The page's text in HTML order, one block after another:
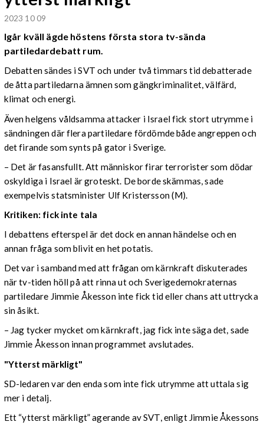
2023 10 09
Igår kväll ägde höstens första stora tv-sända
partiledardebatt rum.
Debatten sändes i SVT och under två timmars tid debatterade
de åtta partiledarna ämnen som gängkriminalitet, välfärd,
klimat och energi.
Även helgens våldsamma attacker i Israel fick stort utrymme i
sändningen där flera partiledare fördömde både angreppen och
det firande som synts på gator i Sverige.
– Det är fasansfullt. Att människor firar terrorister som dödar
oskyldiga i Israel är groteskt. De borde skämmas, sade
exempelvis statsminister Ulf Kristersson (M).
Kritiken: fick inte tala
I debattens efterspel är det dock en annan händelse och en
annan fråga som blivit en het potatis.
Det var i samband med att frågan om kärnkraft diskuterades
när tv-tiden höll på att rinna ut och Sverigedemokraternas
partiledare Jimmie Åkesson inte fick tid eller chans att uttrycka
sin åsikt.
– Jag tycker mycket om kärnkraft, jag fick inte säga det, sade
Jimmie Åkesson innan programmet avslutades.
"Ytterst märkligt"
SD-ledaren var den enda som inte fick utrymme att uttala sig
mer i detalj.
Ett “ytterst märkligt” agerande av SVT, enligt Jimmie Åkessons